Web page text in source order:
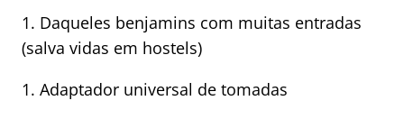
1. Daqueles benjamins com muitas entradas
(salva vidas em hostels)
1. Adaptador universal de tomadas